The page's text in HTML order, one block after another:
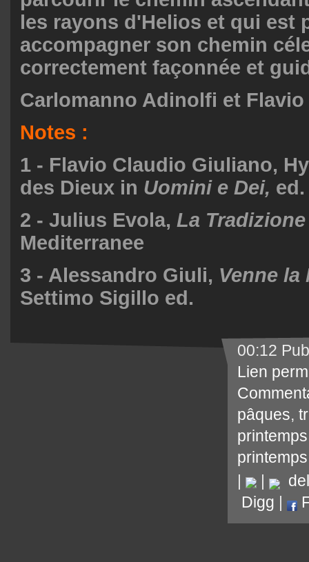
les rayons d'Helios et qui est
accompagner son chemin
correctement façonnée et
Carlomanno Adinolfi et Flavio
Notes :
1 - Flavio Claudio Giuliano,
des Dieux in Uomini e Dei,
2 - Julius Evola, La
Mediterranee
3 - Alessandro Giuli, Venne la
Settimo Sigillo ed.
00:12
Lien
pâques,
printemps
printemps
Digg